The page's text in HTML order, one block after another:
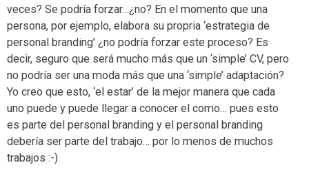
veces? Se podría forzar…¿no? En el momento que una
persona, por ejemplo, elabora su propria ‘estrategia de
personal branding’ ¿no podría forzar este proceso? Es
decir, seguro que será mucho más que un ‘simple’ CV, pero
no podría ser una moda más que una ‘simple’ adaptación?
Yo creo que esto, ‘el estar’ de la mejor manera que cada
uno puede y puede llegar a conocer el como… pues esto
es parte del personal branding y el personal branding
debería ser parte del trabajo… por lo menos de muchos
trabajos :-)